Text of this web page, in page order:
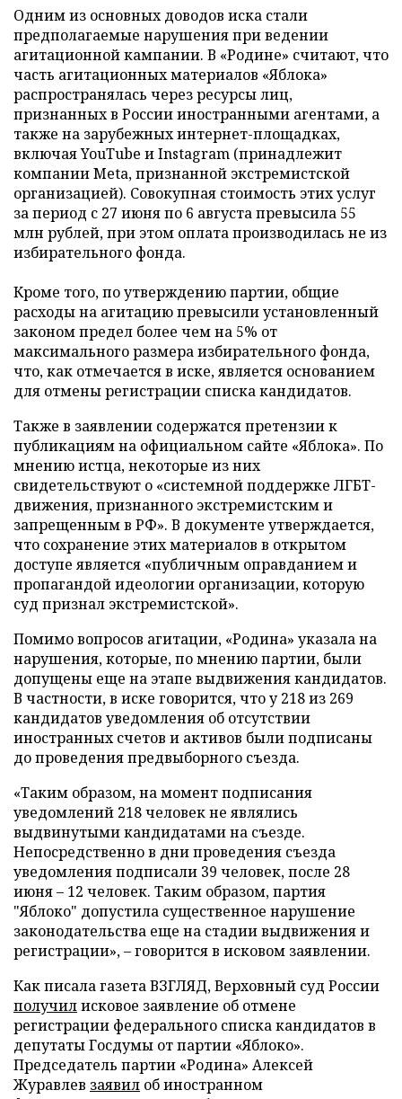
Одним из основных доводов иска стали
предполагаемые нарушения при ведении
агитационной кампании. В «Родине» считают, что
часть агитационных материалов «Яблока»
распространялась через ресурсы лиц,
признанных в России иностранными агентами, а
также на зарубежных интернет-площадках,
включая YouTube и Instagram (принадлежит
компании Meta, признанной экстремистской
организацией). Совокупная стоимость этих услуг
за период с 27 июня по 6 августа превысила 55
млн рублей, при этом оплата производилась не из
избирательного фонда.
Кроме того, по утверждению партии, общие
расходы на агитацию превысили установленный
законом предел более чем на 5% от
максимального размера избирательного фонда,
что, как отмечается в иске, является основанием
для отмены регистрации списка кандидатов.
Также в заявлении содержатся претензии к
публикациям на официальном сайте «Яблока». По
мнению истца, некоторые из них
свидетельствуют о «системной поддержке ЛГБТ-
движения, признанного экстремистским и
запрещенным в РФ». В документе утверждается,
что сохранение этих материалов в открытом
доступе является «публичным оправданием и
пропагандой идеологии организации, которую
суд признал экстремистской».
Помимо вопросов агитации, «Родина» указала на
нарушения, которые, по мнению партии, были
допущены еще на этапе выдвижения кандидатов.
В частности, в иске говорится, что у 218 из 269
кандидатов уведомления об отсутствии
иностранных счетов и активов были подписаны
до проведения предвыборного съезда.
«Таким образом, на момент подписания
уведомлений 218 человек не являлись
выдвинутыми кандидатами на съезде.
Непосредственно в дни проведения съезда
уведомления подписали 39 человек, после 28
июня – 12 человек. Таким образом, партия
"Яблоко" допустила существенное нарушение
законодательства еще на стадии выдвижения и
регистрации», – говорится в исковом заявлении.
Как писала газета ВЗГЛЯД, Верховный суд России
получилисковое заявление об отмене
регистрации федерального списка кандидатов в
депутаты Госдумы от партии «Яблоко».
Председатель партии «Родина» Алексей
Журавлев заявил об иностранном